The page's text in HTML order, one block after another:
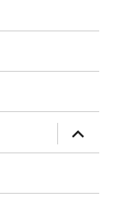
öffnen